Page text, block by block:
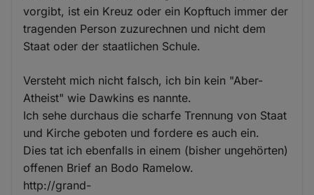
vorgibt, ist ein Kreuz oder ein Kopftuch immer der
tragenden Person zuzurechnen und nicht dem
Staat oder der staatlichen Schule.
Versteht mich nicht falsch, ich bin kein "Aber-
Atheist" wie Dawkins es nannte.
Ich sehe durchaus die scharfe Trennung von Staat
und Kirche geboten und fordere es auch ein.
Dies tat ich ebenfalls in einem (bisher ungehörten)
offenen Brief an Bodo Ramelow.
http://grand-